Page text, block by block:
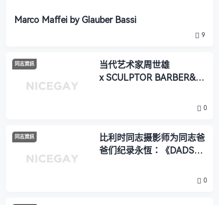
Marco Maffei by Glauber Bassi
9
同志資訊
当代艺术家周世雄
x SCULPTOR BARBER&线
0
同志資訊
比利时同志摄影师为同志爸
爸们纪录永恆：《DADS》
0